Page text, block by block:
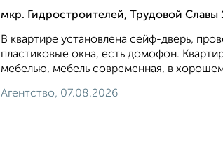
мкр. Гидростроителей, Трудовой Славы
В квартире установлена сейф-дверь,
пластиковые окна, есть домофон.
мебелью, мебель современная, в
Агентство, 07.08.2026